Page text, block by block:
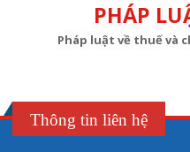
PHÁP
Pháp luật về thuế và
Thông tin liên hệ